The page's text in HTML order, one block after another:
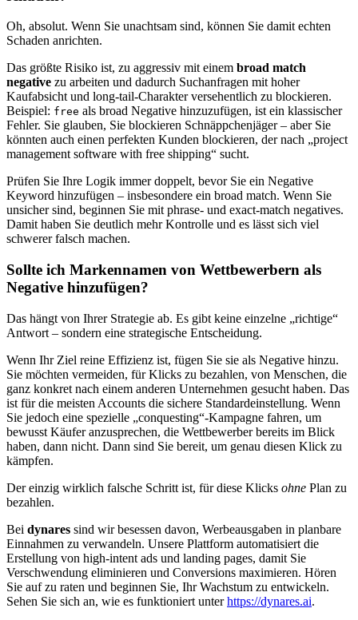
Oh, absolut. Wenn Sie unachtsam sind, können Sie damit echten
Schaden anrichten.
Das größte Risiko ist, zu aggressiv mit einem broad match
negative zu arbeiten und dadurch Suchanfragen mit hoher
Kaufabsicht und long-tail-Charakter versehentlich zu blockieren.
Beispiel: free als broad Negative hinzuzufügen, ist ein klassischer
Fehler. Sie glauben, Sie blockieren Schnäppchenjäger – aber Sie
könnten auch einen perfekten Kunden blockieren, der nach „project
management software with free shipping“ sucht.
Prüfen Sie Ihre Logik immer doppelt, bevor Sie ein Negative
Keyword hinzufügen – insbesondere ein broad match. Wenn Sie
unsicher sind, beginnen Sie mit phrase- und exact-match negatives.
Damit haben Sie deutlich mehr Kontrolle und es lässt sich viel
schwerer falsch machen.
Sollte ich Markennamen von Wettbewerbern als
Negative hinzufügen?
Das hängt von Ihrer Strategie ab. Es gibt keine einzelne „richtige“
Antwort – sondern eine strategische Entscheidung.
Wenn Ihr Ziel reine Effizienz ist, fügen Sie sie als Negative hinzu.
Sie möchten vermeiden, für Klicks zu bezahlen, von Menschen, die
ganz konkret nach einem anderen Unternehmen gesucht haben. Das
ist für die meisten Accounts die sichere Standardeinstellung. Wenn
Sie jedoch eine spezielle „conquesting“-Kampagne fahren, um
bewusst Käufer anzusprechen, die Wettbewerber bereits im Blick
haben, dann nicht. Dann sind Sie bereit, um genau diesen Klick zu
kämpfen.
Der einzig wirklich falsche Schritt ist, für diese Klicks ohne Plan zu
bezahlen.
Bei dynares sind wir besessen davon, Werbeausgaben in planbare
Einnahmen zu verwandeln. Unsere Plattform automatisiert die
Erstellung von high-intent ads und landing pages, damit Sie
Verschwendung eliminieren und Conversions maximieren. Hören
Sie auf zu raten und beginnen Sie, Ihr Wachstum zu entwickeln.
Sehen Sie sich an, wie es funktioniert unterhttps://dynares.ai.